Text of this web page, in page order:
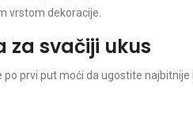
vrstom dekoracije.
za svačiji ukus
prvi put moći da ugostite najbitnije